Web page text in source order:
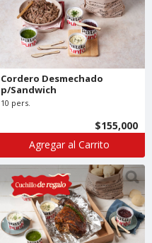
Cordero Desmechado
p/Sandwich
10 pers.
$155,000
Agregar al Carrito